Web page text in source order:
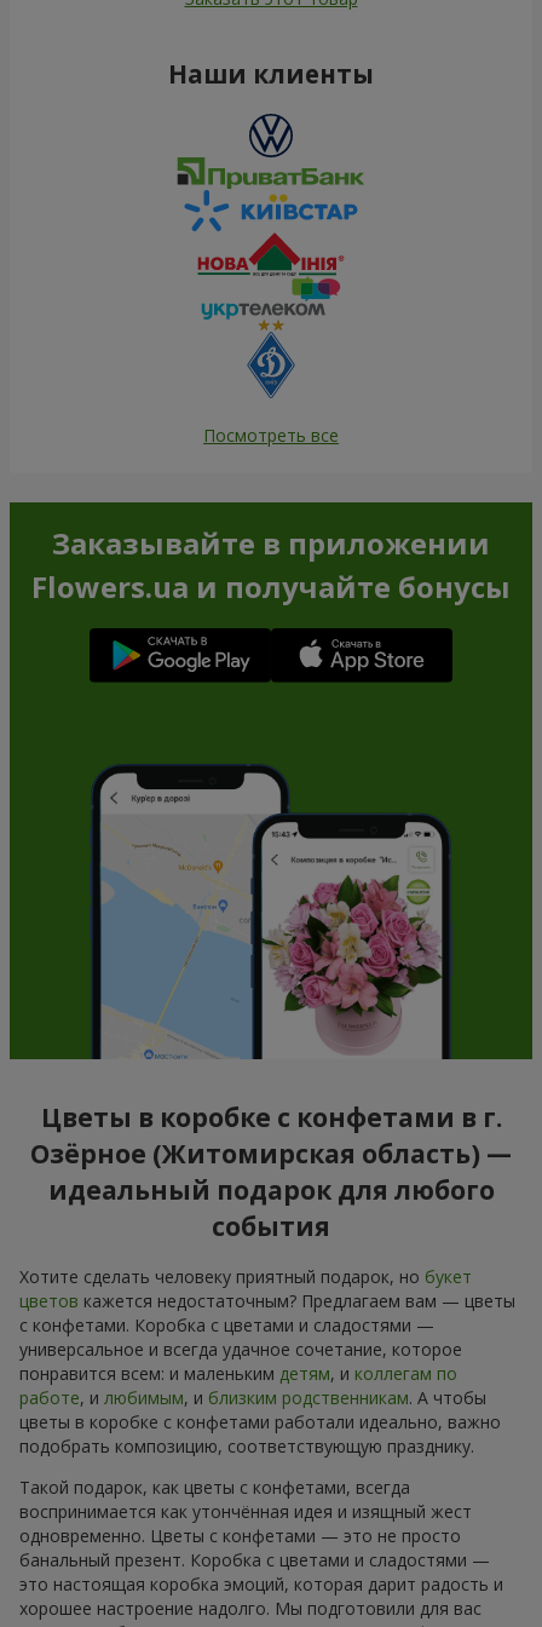
Наши клиенты
Посмотреть все
Заказывайте в приложении
Flowers.ua и получайте бонусы
Цветы в коробке с конфетами в г.
Озёрное (Житомирская область) —
идеальный подарок для любого
события
Хотите сделать человеку приятный подарок, но букет
цветов кажется недостаточным? Предлагаем вам — цветы
с конфетами. Коробка с цветами и сладостями —
универсальное и всегда удачное сочетание, которое
понравится всем: и маленьким детям, и коллегам по
работе, и любимым, и близким родственникам. А чтобы
цветы в коробке с конфетами работали идеально, важно
подобрать композицию, соответствующую празднику.
Такой подарок, как цветы с конфетами, всегда
воспринимается как утончённая идея и изящный жест
одновременно. Цветы с конфетами — это не просто
банальный презент. Коробка с цветами и сладостями —
это настоящая коробка эмоций, которая дарит радость и
хорошее настроение надолго. Мы подготовили для вас